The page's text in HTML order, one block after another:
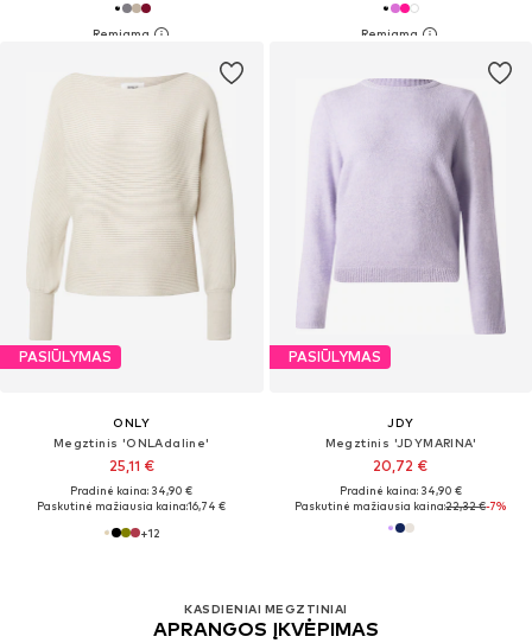
PASIŪLYMAS
ONLY
Megztinis 'ONLAdaline'
25,11 €
Pradinė kaina: 34,90 €
Paskutinė mažiausia kaina:16,74 €
+12
KASDIENIAI MEGZTINIAI
APRANGOS ĮKVĖPIMAS
PASIŪLYMAS
JDY
Megztinis 'JDYMARINA'
20,72 €
Pradinė kaina: 34,90 €
Paskutinė mažiausia kaina:22,32 €-7%